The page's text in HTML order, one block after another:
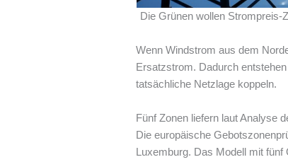
Die Grünen wollen Strompreis-
Wenn Windstrom aus dem
Ersatzstrom. Dadurch
tatsächliche Netzlage koppeln.
Fünf Zonen liefern laut Analyse
Die europäische
Luxemburg. Das Modell mit